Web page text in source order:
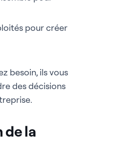
pour créer
besoin, ils vous
des décisions
de la